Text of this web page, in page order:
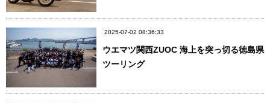
2025-07-02 08:36:33
ウエマツ関西ZUOC 海上を突っ切る徳島県
ツーリング